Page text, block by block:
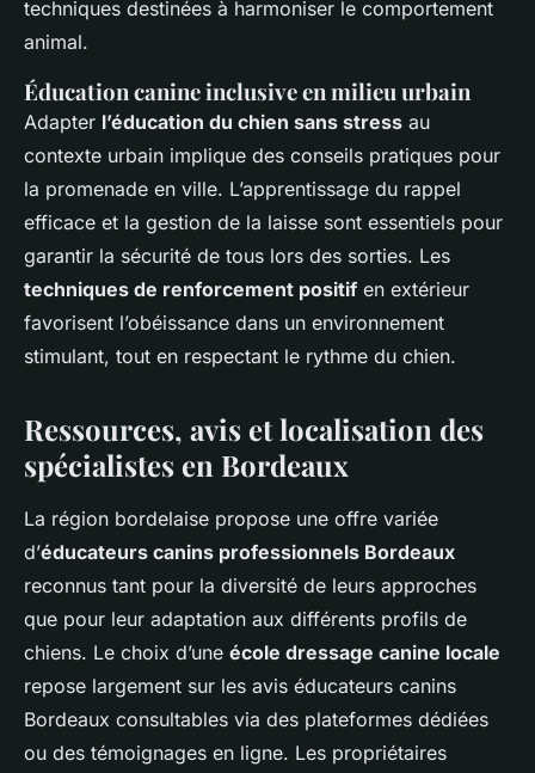
techniques destinées à harmoniser le comportement
animal.
Éducation canine inclusive en milieu urbain
Adapter l’éducation du chien sans stress au
contexte urbain implique des conseils pratiques pour
la promenade en ville. L’apprentissage du rappel
efficace et la gestion de la laisse sont essentiels pour
garantir la sécurité de tous lors des sorties. Les
techniques de renforcement positif en extérieur
favorisent l’obéissance dans un environnement
stimulant, tout en respectant le rythme du chien.
Ressources, avis et localisation des
spécialistes en Bordeaux
La région bordelaise propose une offre variée
d’éducateurs canins professionnels Bordeaux
reconnus tant pour la diversité de leurs approches
que pour leur adaptation aux différents profils de
chiens. Le choix d’une école dressage canine locale
repose largement sur les avis éducateurs canins
Bordeaux consultables via des plateformes dédiées
ou des témoignages en ligne. Les propriétaires